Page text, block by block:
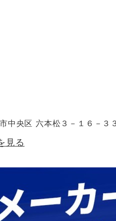
央区 六本松３－１６－３
見る